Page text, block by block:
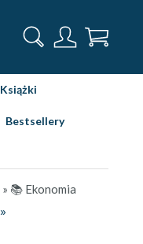
Książki
Bestsellery
» 📚 Ekonomia